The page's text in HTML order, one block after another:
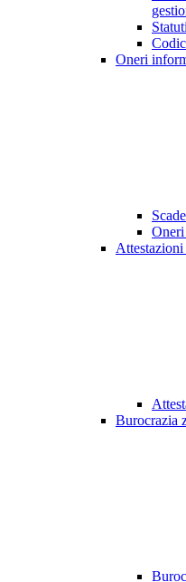
Oneri
Burocrazia